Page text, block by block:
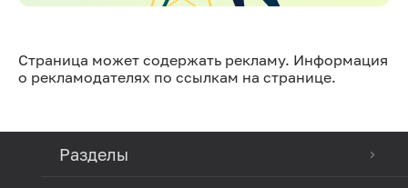
Страница может содержать рекламу. Информация
о рекламодателях по ссылкам на странице.
Разделы